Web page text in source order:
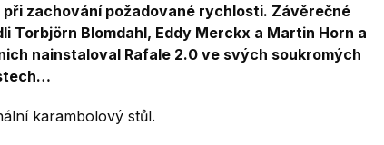
zachování požadované rychlosti. Závěrečné
Torbjörn Blomdahl, Eddy Merckx a Martin Horn a
nainstaloval Rafale 2.0 ve svých soukromých
karambolový stůl.